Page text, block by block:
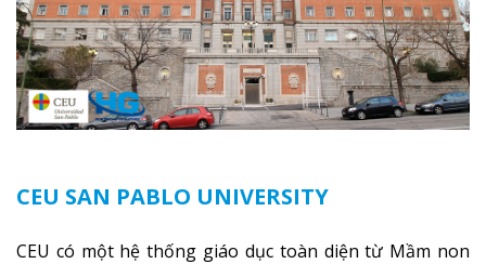
CEU SAN PABLO UNIVERSITY
CEU có một hệ thống giáo dục toàn diện từ Mầm non